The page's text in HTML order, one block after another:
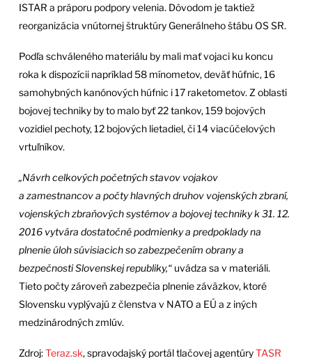
ISTAR a práporu podpory velenia. Dôvodom je taktiež
reorganizácia vnútornej štruktúry Generálneho štábu OS SR.
Podľa schváleného materiálu by mali mať vojaci ku koncu
roka k dispozícii napríklad 58 mínometov, deväť húfnic, 16
samohybných kanónových húfnic i 17 raketometov. Z oblasti
bojovej techniky by to malo byť 22 tankov, 159 bojových
vozidiel pechoty, 12 bojových lietadiel, či 14 viacúčelových
vrtuľníkov.
„Návrh celkových početných stavov vojakov
a zamestnancov a počty hlavných druhov vojenských zbraní,
vojenských zbraňových systémov a bojovej techniky k 31. 12.
2016 vytvára dostatočné podmienky a predpoklady na
plnenie úloh súvisiacich so zabezpečením obrany a
bezpečnosti Slovenskej republiky,“uvádza sa v materiáli.
Tieto počty zároveň zabezpečia plnenie záväzkov, ktoré
Slovensku vyplývajú z členstva v NATO a EÚ a z iných
medzinárodných zmlúv.
Zdroj:Teraz.sk, spravodajský portál tlačovej agentúryTASR